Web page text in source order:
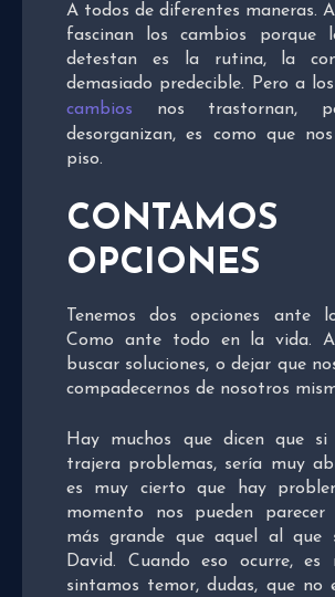
A todos de diferentes maneras.
fascinan los cambios porque
detestan es la rutina, la
demasiado predecible. Pero a
cambios nos trastornan,
desorganizan, es como que
piso.
CONTAMOS
OPCIONES
Tenemos dos opciones ante
Como ante todo en la vida.
buscar soluciones, o dejar que
compadecernos de nosotros
Hay muchos que dicen que
trajera problemas, sería muy
es muy cierto que hay
momento nos pueden
más grande que aquel al que
David. Cuando eso ocurre, es
sintamos temor, dudas, que no